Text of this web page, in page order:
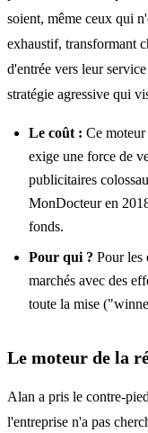
soient, même ceux qui
exhaustif, transformant
d'entrée vers leur
stratégie agressive qui
Le coût : Ce
exige une force de
publicitaires
MonDocteur en
fonds.
Pour qui ? Pour les
marchés avec des
toute la mise
Le moteur de la
Alan a pris le contre-
l'entreprise n'a pas